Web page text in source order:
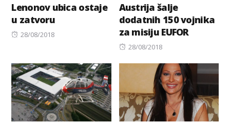
Lenonov ubica ostaje
u zatvoru
Posted
28/08/2018
Austrija šalje
dodatnih 150 vojnika
za misiju EUFOR
Posted
28/08/2018